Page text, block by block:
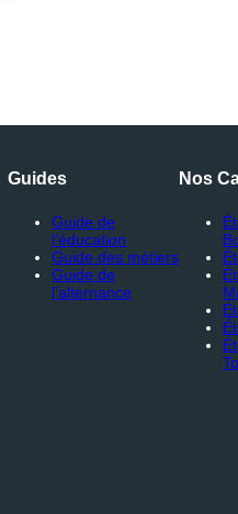
Guides
Guide de
l’éducation
Guide des métiers
Guide de
l’alternance
Nos